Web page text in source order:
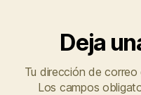
Deja
Tu dirección de
Los campos